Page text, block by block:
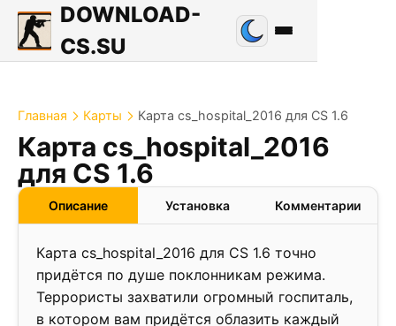
DOWNLOAD-
CS.SU
Главная Карты Карта cs_hospital_2016 для CS 1.6
Карта cs_hospital_2016
для CS 1.6
❮ ❯
Описание Установка Комментарии
Карта cs_hospital_2016 для CS 1.6 точно
придётся по душе поклонникам режима.
Террористы захватили огромный госпиталь,
в котором вам придётся облазить каждый